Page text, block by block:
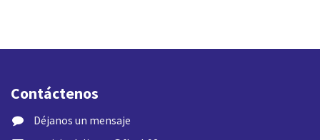
Contáctenos
​ Déjanos un mensaje